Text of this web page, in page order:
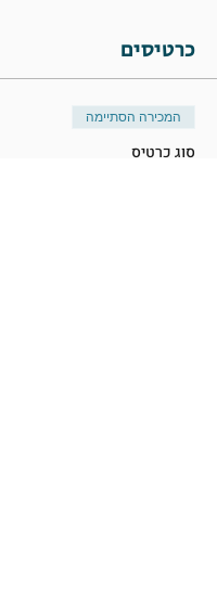
כרטיסים
המכירה הסתיימה
סוג כרטיס